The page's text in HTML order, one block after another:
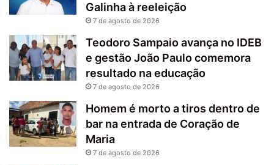
Galinha à reeleição
7 de agosto de 2026
Teodoro Sampaio avança no IDEB
e gestão João Paulo comemora
resultado na educação
7 de agosto de 2026
Homem é morto a tiros dentro de
bar na entrada de Coração de
Maria
7 de agosto de 2026